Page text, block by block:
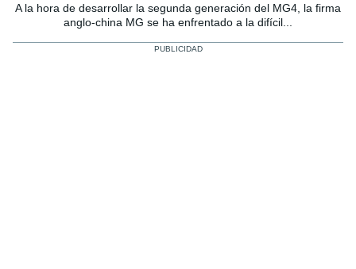
A la hora de desarrollar la segunda generación del MG4, la firma
anglo-china MG se ha enfrentado a la difícil...